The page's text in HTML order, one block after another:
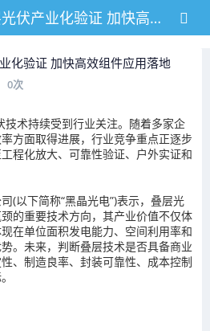
黑晶光电推进叠层光伏产业化验证 加快高效组件应用落地
化验证 加快高效组件应用落地
0次
术持续受到行业关注。随着多家企
方面取得进展，行业竞争重点正逐步
程化放大、可靠性验证、户外实证和
(以下简称“黑晶光电”)表示，叠层光
的重要技术方向，其产业价值不仅体
在单位面积发电能力、空间利用率和
。未来，判断叠层技术是否具备商业
、制造良率、封装可靠性、成本控制